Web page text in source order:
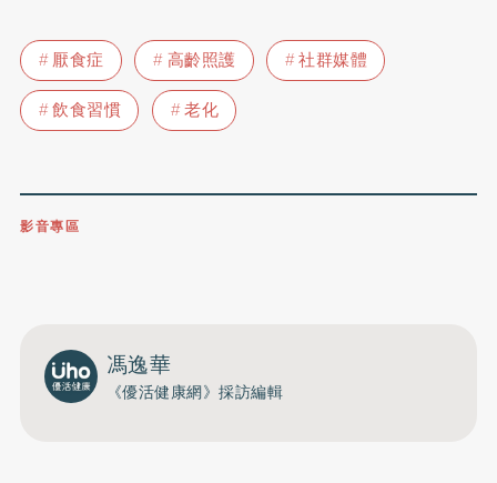
厭食症 高齡照護
社群媒體
飲食習慣
老化
影音專區
馮逸華
《優活健康網》採訪編輯